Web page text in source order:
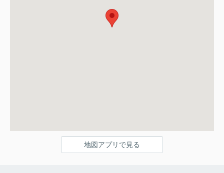
地図アプリで見る